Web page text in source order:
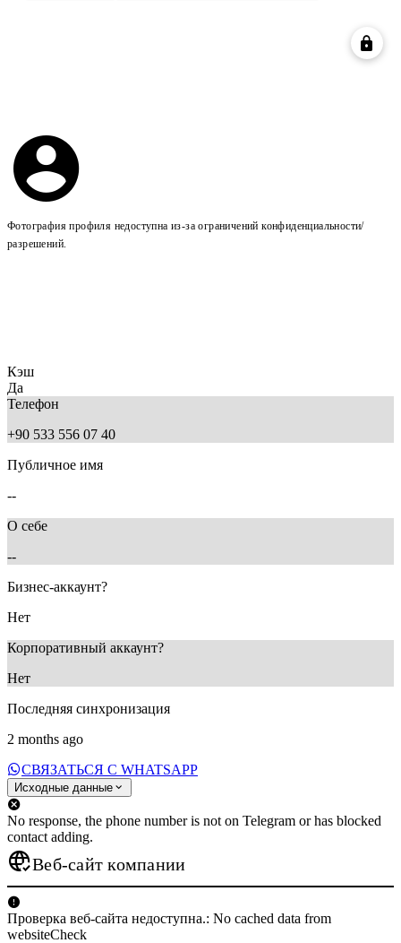
Фотография профиля недоступна из-за ограничений конфиденциальности/
разрешений.
Кэш
Да
Телефон
+90 533 556 07 40
Публичное имя
--
О себе
--
Бизнес-аккаунт?
Нет
Корпоративный аккаунт?
Нет
Последняя синхронизация
2 months ago
СВЯЗАТЬСЯ С WHATSAPP
Исходные данные
No response, the phone number is not on Telegram or has blocked
contact adding.
Веб-сайт компании
Проверка веб-сайта недоступна.: No cached data from
websiteCheck